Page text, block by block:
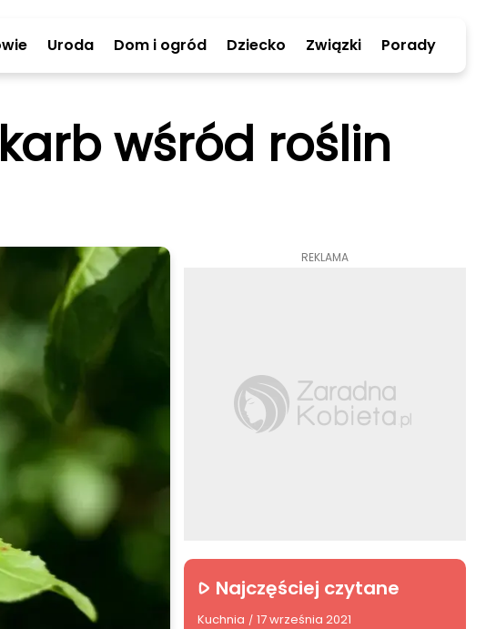
Uroda Dom i ogród Dziecko Związki Porady
wśród roślin
REKLAMA
Najczęściej czytane
Kuchnia / 17 września 2021